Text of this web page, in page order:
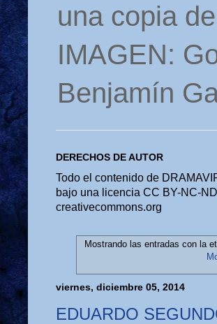
una copia
IMAGEN:
Benjamín
DERECHOS DE AUTOR
Todo el contenido de
bajo una licencia CC BY-NC-
creativecommons.org
Mostrando las entradas con la
viernes, diciembre 05, 2014
EDUARDO